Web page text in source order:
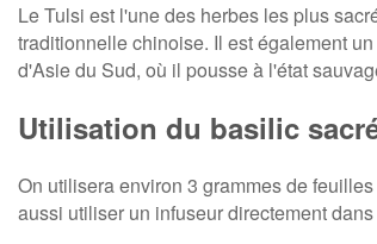
Le Tulsi est l'une des herbes les plus
traditionnelle chinoise. Il est également
d'Asie du Sud, où il pousse à l'état
Utilisation du basilic
On utilisera environ 3 grammes de
aussi utiliser un infuseur directement